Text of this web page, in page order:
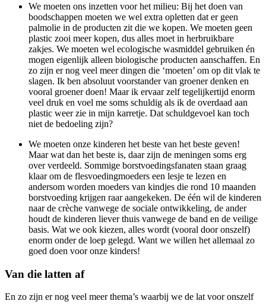
We moeten ons inzetten voor het milieu: Bij het doen van
boodschappen moeten we wel extra opletten dat er geen
palmolie in de producten zit die we kopen. We moeten geen
plastic zooi meer kopen, dus alles moet in herbruikbare
zakjes. We moeten wel ecologische wasmiddel gebruiken én
mogen eigenlijk alleen biologische producten aanschaffen. En
zo zijn er nog veel meer dingen die ‘moeten’ om op dit vlak te
slagen. Ik ben absoluut voorstander van groener denken en
vooral groener doen! Maar ik ervaar zelf tegelijkertijd enorm
veel druk en voel me soms schuldig als ik de overdaad aan
plastic weer zie in mijn karretje. Dat schuldgevoel kan toch
niet de bedoeling zijn?
We moeten onze kinderen het beste van het beste geven!
Maar wat dan het beste is, daar zijn de meningen soms erg
over verdeeld. Sommige borstvoedingsfanaten staan graag
klaar om de flesvoedingmoeders een lesje te lezen en
andersom worden moeders van kindjes die rond 10 maanden
borstvoeding krijgen raar aangekeken. De één wil de kinderen
naar de crèche vanwege de sociale ontwikkeling, de ander
houdt de kinderen liever thuis vanwege de band en de veilige
basis. Wat we ook kiezen, alles wordt (vooral door onszelf)
enorm onder de loep gelegd. Want we willen het allemaal zo
goed doen voor onze kinders!
Van die latten af
En zo zijn er nog veel meer thema’s waarbij we de lat voor onszelf